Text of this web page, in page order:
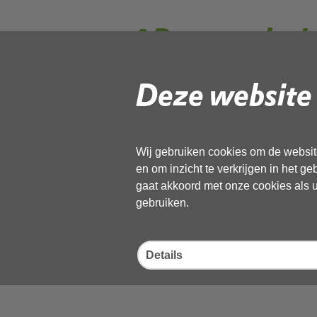
Deze
Wij gebruiken cookies om de
en om inzicht te verkrijgen in het
gaat akkoord met onze cookies als
gebruiken.
Details
AB-
Op 10 maart 2021 zal van
Deze vergadering wordt
het kopiëren van
https://odnhn.notubiz.nl/
03-2021
Deel deze pagina